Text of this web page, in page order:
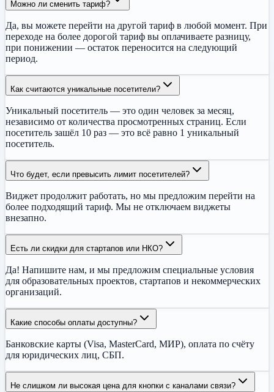
Можно ли сменить тариф?
Да, вы можете перейти на другой тариф в любой момент. При
переходе на более дорогой тариф вы оплачиваете разницу,
при понижении — остаток переносится на следующий
период.
Как считаются уникальные посетители?
Уникальный посетитель — это один человек за месяц,
независимо от количества просмотренных страниц. Если
посетитель зашёл 10 раз — это всё равно 1 уникальный
посетитель.
Что будет, если превысить лимит посетителей?
Виджет продолжит работать, но мы предложим перейти на
более подходящий тариф. Мы не отключаем виджеты
внезапно.
Есть ли скидки для стартапов или НКО?
Да! Напишите нам, и мы предложим специальные условия
для образовательных проектов, стартапов и некоммерческих
организаций.
Какие способы оплаты доступны?
Банковские карты (Visa, MasterCard, МИР), оплата по счёту
для юридических лиц, СБП.
Не слишком ли высокая цена для кнопки с каналами связи?